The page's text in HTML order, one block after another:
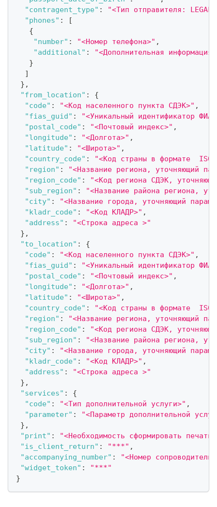
"contragent_type" :
"<Тип отправителя:
"phones" :
[
{
"number" : "<Номер телефона>" ,
"additional" :
"<Дополнительная
}
]
} ,
"from_location" :
{
"code" : "<Код населенного пункта СДЭК>" ,
"fias_guid" :
"<Уникальный идентификатор
"postal_code" : "<Почтовый индекс>" ,
"longitude" : "<Долгота>" ,
"latitude" : "<Широта>" ,
"country_code" :
"<Код страны в формате
"region" :
"<Название региона, уточняющий
"region_code" :
"<Код региона СДЭК,
"sub_region" :
"<Название района региона,
"city" :
"<Название города, уточняющий
"kladr_code" : "<Код КЛАДР>" ,
"address" :
"<Строка адреса >"
} ,
"to_location" :
{
"code" : "<Код населенного пункта СДЭК>" ,
"fias_guid" :
"<Уникальный идентификатор
"postal_code" : "<Почтовый индекс>" ,
"longitude" : "<Долгота>" ,
"latitude" : "<Широта>" ,
"country_code" :
"<Код страны в формате
"region" :
"<Название региона, уточняющий
"region_code" :
"<Код региона СДЭК,
"sub_region" :
"<Название района региона,
"city" :
"<Название города, уточняющий
"kladr_code" : "<Код КЛАДР>" ,
"address" :
"<Строка адреса >"
} ,
"services" :
{
"code" : "<Тип дополнительной услуги>" ,
"parameter" :
"<Параметр дополнительной
} ,
"print" :
"<Необходимость сформировать
"is_client_return" : "***" ,
"accompanying_number" :
"<Номер
"widget_token" :
"***"
}